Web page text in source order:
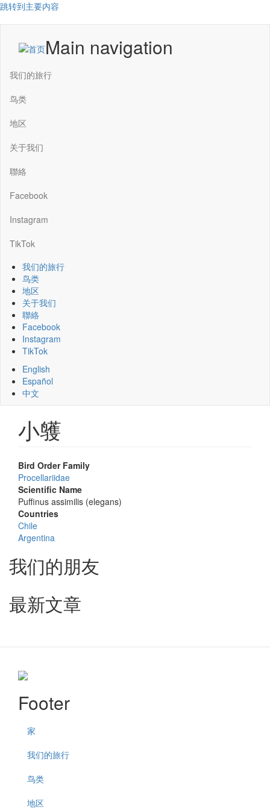
跳转到主要内容
Main navigation
我们的旅行
鸟类
地区
关于我们
聯絡
Facebook
Instagram
TikTok
我们的旅行
鸟类
地区
关于我们
聯絡
Facebook
Instagram
TikTok
English
Español
中文
小鹱
Bird Order Family
Procellariidae
Scientific Name
Puffinus assimilis (elegans)
Countries
Chile
Argentina
我们的朋友
最新文章
Footer
家
我们的旅行
鸟类
地区